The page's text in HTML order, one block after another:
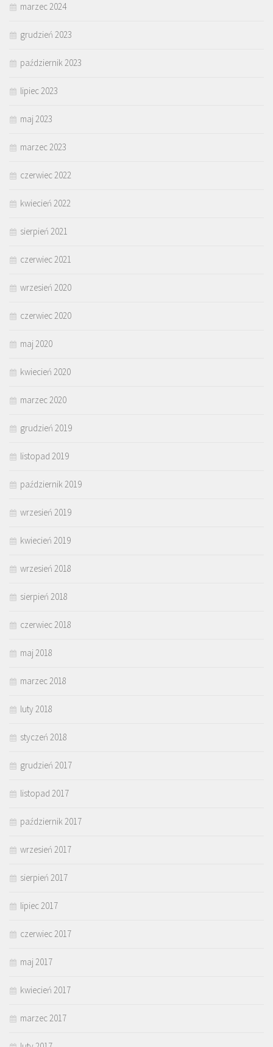
marzec 2024
grudzień 2023
październik 2023
lipiec 2023
maj 2023
marzec 2023
czerwiec 2022
kwiecień 2022
sierpień 2021
czerwiec 2021
wrzesień 2020
czerwiec 2020
maj 2020
kwiecień 2020
marzec 2020
grudzień 2019
listopad 2019
październik 2019
wrzesień 2019
kwiecień 2019
wrzesień 2018
sierpień 2018
czerwiec 2018
maj 2018
marzec 2018
luty 2018
styczeń 2018
grudzień 2017
listopad 2017
październik 2017
wrzesień 2017
sierpień 2017
lipiec 2017
czerwiec 2017
maj 2017
kwiecień 2017
marzec 2017